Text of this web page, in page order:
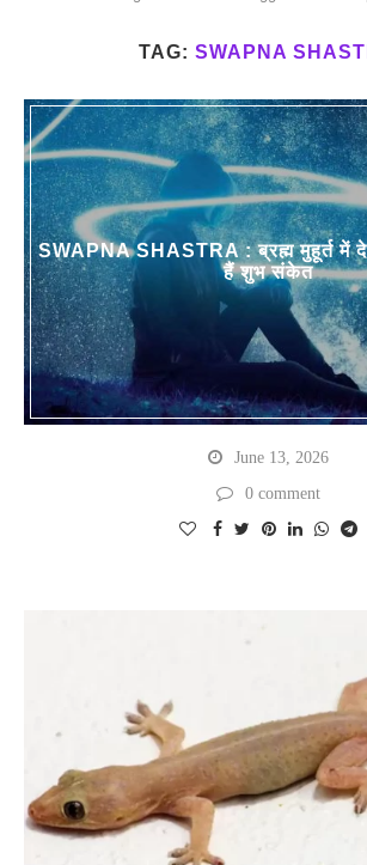
TAG: SWAPNA
SWAPNA SHASTRA : ब्रह्म मुहूर्त में
हैं शुभ संकेत
June 13, 2026
0 comment